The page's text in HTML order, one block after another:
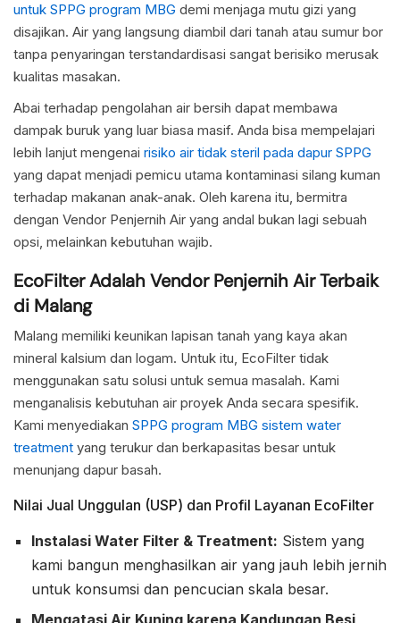
untuk SPPG program MBG demi menjaga mutu gizi yang
disajikan. Air yang langsung diambil dari tanah atau sumur bor
tanpa penyaringan terstandardisasi sangat berisiko merusak
kualitas masakan.
Abai terhadap pengolahan air bersih dapat membawa
dampak buruk yang luar biasa masif. Anda bisa mempelajari
lebih lanjut mengenai risiko air tidak steril pada dapur SPPG
yang dapat menjadi pemicu utama kontaminasi silang kuman
terhadap makanan anak-anak. Oleh karena itu, bermitra
dengan Vendor Penjernih Air yang andal bukan lagi sebuah
opsi, melainkan kebutuhan wajib.
EcoFilter Adalah Vendor Penjernih Air Terbaik
di Malang
Malang memiliki keunikan lapisan tanah yang kaya akan
mineral kalsium dan logam. Untuk itu, EcoFilter tidak
menggunakan satu solusi untuk semua masalah. Kami
menganalisis kebutuhan air proyek Anda secara spesifik.
Kami menyediakan SPPG program MBG sistem water
treatment yang terukur dan berkapasitas besar untuk
menunjang dapur basah.
Nilai Jual Unggulan (USP) dan Profil Layanan EcoFilter
Instalasi Water Filter & Treatment: Sistem yang
kami bangun menghasilkan air yang jauh lebih jernih
untuk konsumsi dan pencucian skala besar.